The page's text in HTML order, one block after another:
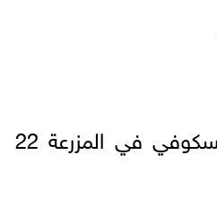
سجل سعر البط المسكوفي في المزرعة 22